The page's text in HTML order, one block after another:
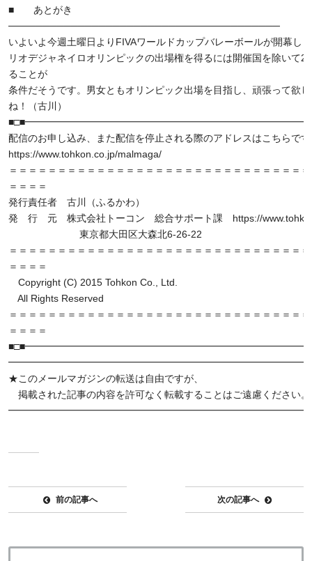
■ あとがき
───────────────────────────────────────
いよいよ今週土曜日よりFIVAワールドカップバレーボールが開幕し
リオデジャネイロオリンピックの出場権を得るには開催国を除いて2
ることが
条件だそうです。男女ともオリンピック出場を目指し、頑張って欲
ね！（古川）
配信のお申し込み、また配信を停止される際のアドレスはこちらで
https://www.tohkon.co.jp/malmaga/
＝＝＝＝＝＝＝＝＝＝＝＝＝＝＝＝＝＝＝＝＝＝＝＝＝＝＝＝＝＝
＝＝＝＝
発行責任者 古川（ふるかわ）
発 行 元 株式会社トーコン 総合サポート課 https://
東京都大田区大森北6-26-22
＝＝＝＝＝＝＝＝＝＝＝＝＝＝＝＝＝＝＝＝＝＝＝＝＝＝＝＝＝＝
＝＝＝＝
Copyright (C) 2015 Tohkon Co., Ltd.
All Rights Reserved
＝＝＝＝＝＝＝＝＝＝＝＝＝＝＝＝＝＝＝＝＝＝＝＝＝＝＝＝＝＝
＝＝＝＝
★このメールマガジンの転送は自由ですが、
掲載された記事の内容を許可なく転載することはご遠慮ください。
前の記事へ 次の記事へ